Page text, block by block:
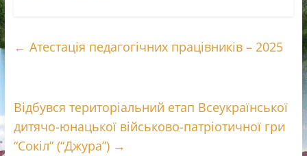
b
r
g
л
с
я
← Атестація педагогічних працівників – 2025
Відбувся територіальний етап Всеукраїнської
дитячо-юнацької військово-патріотичної гри
“Сокіл” (“Джура”) →